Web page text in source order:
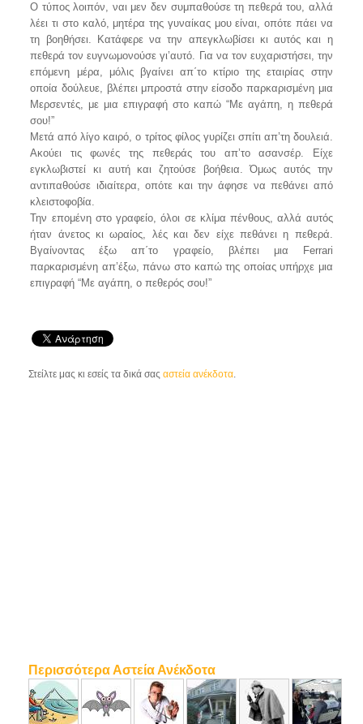
Ο τύπος λοιπόν, ναι μεν δεν συμπαθούσε τη πεθερά του, αλλά
λέει τι στο καλό, μητέρα της γυναίκας μου είναι, οπότε πάει να
τη βοηθήσει. Κατάφερε να την απεγκλωβίσει κι αυτός και η
πεθερά τον ευγνωμονούσε γι’αυτό. Για να τον ευχαριστήσει, την
επόμενη μέρα, μόλις βγαίνει απ΄το κτίριο της εταιρίας στην
οποία δούλευε, βλέπει μπροστά στην είσοδο παρκαρισμένη μια
Μερσεντές, με μια επιγραφή στο καπώ “Με αγάπη, η πεθερά
σου!”
Μετά από λίγο καιρό, ο τρίτος φίλος γυρίζει σπίτι απ’τη δουλειά.
Ακούει τις φωνές της πεθεράς του απ’το ασανσέρ. Είχε
εγκλωβιστεί κι αυτή και ζητούσε βοήθεια. Όμως αυτός την
αντιπαθούσε ιδιαίτερα, οπότε και την άφησε να πεθάνει από
κλειστοφοβία.
Την επομένη στο γραφείο, όλοι σε κλίμα πένθους, αλλά αυτός
ήταν άνετος κι ωραίος, λές και δεν είχε πεθάνει η πεθερά.
Βγαίνοντας έξω απ΄το γραφείο, βλέπει μια Ferrari
παρκαρισμένη απ’έξω, πάνω στο καπώ της οποίας υπήρχε μια
επιγραφή “Με αγάπη, ο πεθερός σου!”
Στείλτε μας κι εσείς τα δικά σαςαστεία ανέκδοτα.
Περισσότερα Αστεία Ανέκδοτα